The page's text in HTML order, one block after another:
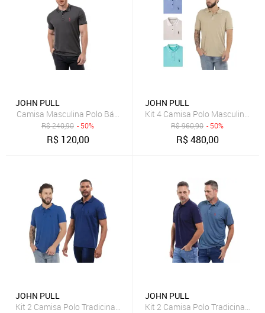
JOHN PULL
Camisa Masculina Polo Básica Algodão Piquet Dia a Dia
R$240,90 - 50%
R$ 120,00
JOHN PULL
Kit 4 Camisa Polo Masculina
R$960,90 - 50%
R$480,00
JOHN PULL
Kit 2 Camisa Polo Tradicinal Moderna Algodão Slim
JOHN PULL
Kit 2 Camisa Polo Tradicinal